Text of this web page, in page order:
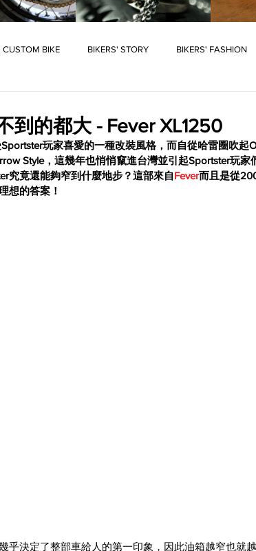
CUSTOM BIKE BIKERS' STORY BIKERS' FASHION
到的都大 - Fever XL1250
玩家喜愛的一種改裝風格，而自從哈雷圈吹起
Style，這幾年也悄悄竄進台灣並引起Sportster玩
究竟還能夠窄到什麼地步？這部來自Fever而且是從
想的答案！
乎決定了整部車給人的第一印象，因此油箱越窄也就